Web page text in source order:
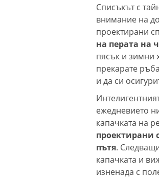
Списъкът с
внимание на
проектирани
на перата на
пясък и зимни
прекарате
и да си
ежедневието
капачката на
проектирани
пътя.
капачката и
изненада с